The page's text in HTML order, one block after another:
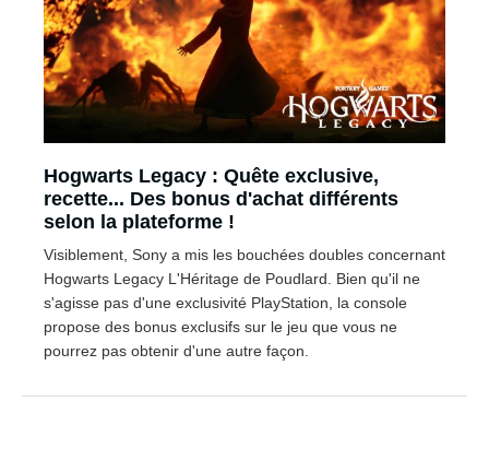
Hogwarts Legacy : Quête exclusive,
recette... Des bonus d'achat différents
selon la plateforme !
Visiblement, Sony a mis les bouchées doubles concernant
Hogwarts Legacy L'Héritage de Poudlard. Bien qu'il ne
s'agisse pas d'une exclusivité PlayStation, la console
propose des bonus exclusifs sur le jeu que vous ne
pourrez pas obtenir d'une autre façon.